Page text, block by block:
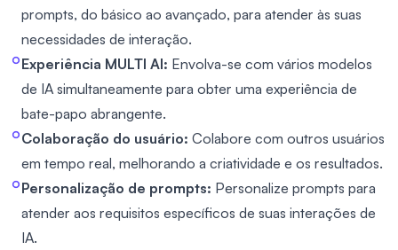
prompts, do básico ao avançado, para atender às suas
necessidades de interação.
Experiência MULTI AI: Envolva-se com vários modelos
de IA simultaneamente para obter uma experiência de
bate-papo abrangente.
Colaboração do usuário: Colabore com outros usuários
em tempo real, melhorando a criatividade e os resultados.
Personalização de prompts: Personalize prompts para
atender aos requisitos específicos de suas interações de
IA.